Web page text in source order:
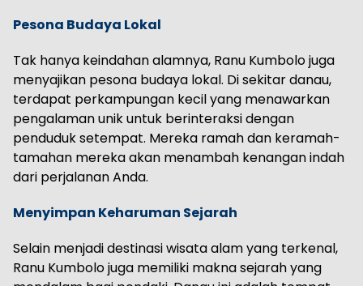
Pesona Budaya Lokal
Tak hanya keindahan alamnya, Ranu Kumbolo juga
menyajikan pesona budaya lokal. Di sekitar danau,
terdapat perkampungan kecil yang menawarkan
pengalaman unik untuk berinteraksi dengan
penduduk setempat. Mereka ramah dan keramah-
tamahan mereka akan menambah kenangan indah
dari perjalanan Anda.
Menyimpan Keharuman Sejarah
Selain menjadi destinasi wisata alam yang terkenal,
Ranu Kumbolo juga memiliki makna sejarah yang